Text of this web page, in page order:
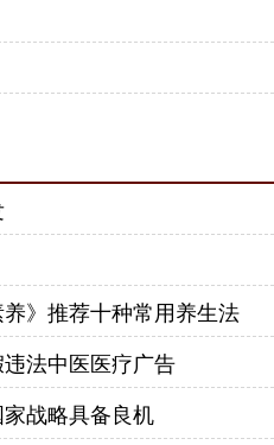
》推荐十种常用养生法
法中医医疗广告
战略具备良机